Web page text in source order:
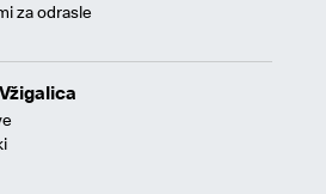
za odrasle